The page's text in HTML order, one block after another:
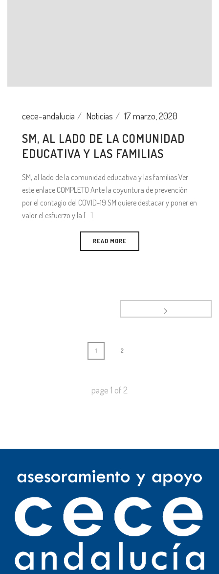
cece-andalucia Noticias 17 marzo, 2020
SM, AL LADO DE LA COMUNIDAD
EDUCATIVA Y LAS FAMILIAS
SM, al lado de la comunidad educativa y las familias Ver
este enlace COMPLETO Ante la coyuntura de prevención
por el contagio del COVID-19 SM quiere destacar y poner en
valor el esfuerzo y la [...]
READ MORE
1 2
page 1 of 2